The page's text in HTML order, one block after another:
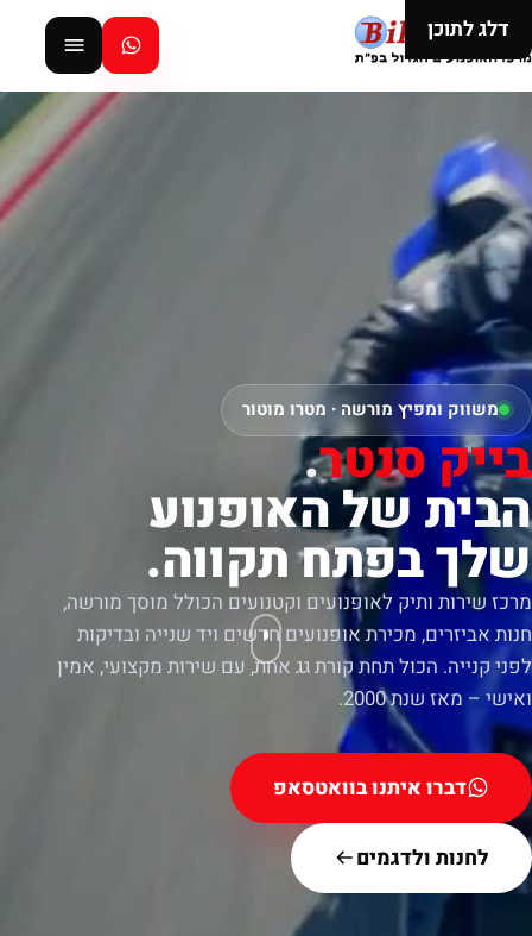
דלג לתוכן
משווק ומפיץ מורשה · מטרו מוטור
בייק סנטר.
הבית של האופנוע
שלך בפתח תקווה.
מרכז שירות ותיק לאופנועים וקטנועים הכולל מוסך מורשה,
חנות אביזרים, מכירת אופנועים חדשים ויד שנייה ובדיקות
לפני קנייה. הכול תחת קורת גג אחת, עם שירות מקצועי, אמין
ואישי – מאז שנת 2000.
דברו איתנו בוואטסאפ
לחנות ולדגמים